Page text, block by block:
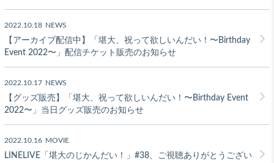
2022.10.18 NEWS
【アーカイブ配信中】「堪大、祝って欲しいんだい！〜Birthday
Event 2022〜」配信チケット販売のお知らせ
2022.10.17 NEWS
【グッズ販売】「堪大、祝って欲しいんだい！〜Birthday Event
2022〜」当日グッズ販売のお知らせ
2022.10.16 MOVIE
LINELIVE「堪大のじかんだい！」#38、ご視聴ありがとうござい